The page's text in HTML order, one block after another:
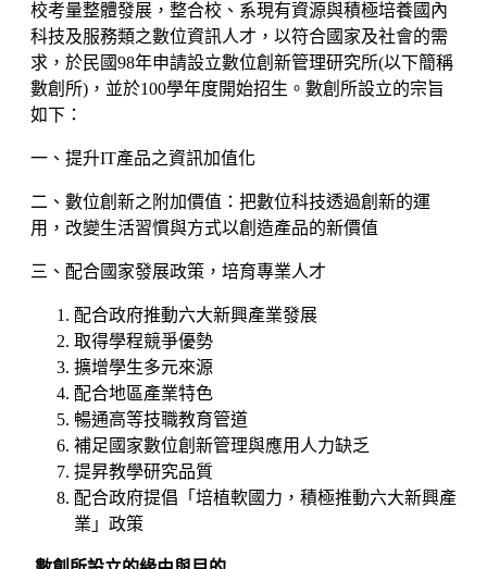
校考量整體發展，整合校、系現有資源與積極培養國內
科技及服務類之數位資訊人才，以符合國家及社會的需
求，於民國98年申請設立數位創新管理研究所(以下簡稱
數創所)，並於100學年度開始招生。數創所設立的宗旨
如下：
一、提升IT產品之資訊加值化
二、數位創新之附加價值：把數位科技透過創新的運
用，改變生活習慣與方式以創造產品的新價值
三、配合國家發展政策，培育專業人才
配合政府推動六大新興產業發展
取得學程競爭優勢
擴增學生多元來源
配合地區產業特色
暢通高等技職教育管道
補足國家數位創新管理與應用人力缺乏
提昇教學研究品質
配合政府提倡「培植軟國力，積極推動六大新興產
業」政策